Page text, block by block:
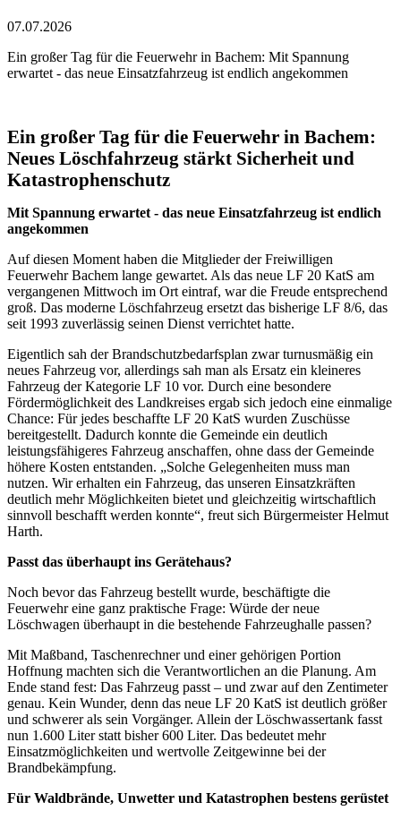
07.07.2026
Ein großer Tag für die Feuerwehr in Bachem: Mit Spannung
erwartet - das neue Einsatzfahrzeug ist endlich angekommen
Ein großer Tag für die Feuerwehr in Bachem:
Neues Löschfahrzeug stärkt Sicherheit und
Katastrophenschutz
Mit Spannung erwartet - das neue Einsatzfahrzeug ist endlich
angekommen
Auf diesen Moment haben die Mitglieder der Freiwilligen
Feuerwehr Bachem lange gewartet. Als das neue LF 20 KatS am
vergangenen Mittwoch im Ort eintraf, war die Freude entsprechend
groß. Das moderne Löschfahrzeug ersetzt das bisherige LF 8/6, das
seit 1993 zuverlässig seinen Dienst verrichtet hatte.
Eigentlich sah der Brandschutzbedarfsplan zwar turnusmäßig ein
neues Fahrzeug vor, allerdings sah man als Ersatz ein kleineres
Fahrzeug der Kategorie LF 10 vor. Durch eine besondere
Fördermöglichkeit des Landkreises ergab sich jedoch eine einmalige
Chance: Für jedes beschaffte LF 20 KatS wurden Zuschüsse
bereitgestellt. Dadurch konnte die Gemeinde ein deutlich
leistungsfähigeres Fahrzeug anschaffen, ohne dass der Gemeinde
höhere Kosten entstanden. „Solche Gelegenheiten muss man
nutzen. Wir erhalten ein Fahrzeug, das unseren Einsatzkräften
deutlich mehr Möglichkeiten bietet und gleichzeitig wirtschaftlich
sinnvoll beschafft werden konnte“, freut sich Bürgermeister Helmut
Harth.
Passt das überhaupt ins Gerätehaus?
Noch bevor das Fahrzeug bestellt wurde, beschäftigte die
Feuerwehr eine ganz praktische Frage: Würde der neue
Löschwagen überhaupt in die bestehende Fahrzeughalle passen?
Mit Maßband, Taschenrechner und einer gehörigen Portion
Hoffnung machten sich die Verantwortlichen an die Planung. Am
Ende stand fest: Das Fahrzeug passt – und zwar auf den Zentimeter
genau. Kein Wunder, denn das neue LF 20 KatS ist deutlich größer
und schwerer als sein Vorgänger. Allein der Löschwassertank fasst
nun 1.600 Liter statt bisher 600 Liter. Das bedeutet mehr
Einsatzmöglichkeiten und wertvolle Zeitgewinne bei der
Brandbekämpfung.
Für Waldbrände, Unwetter und Katastrophen bestens gerüstet